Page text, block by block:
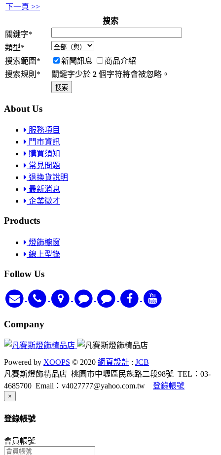
下一頁 >>
搜索
關鍵字*
類型*
搜索範圍 * 新聞訊息
商品介紹
搜索規則 * 關鍵字少於 2 個字符將會被忽略。
About Us
服務項目
門市資訊
購買須知
常見問題
退換貨說明
最新消息
企業徵才
Products
燈飾櫥窗
線上型錄
Follow Us
Company
Powered by XOOPS © 2020 網頁設計 : JCB
凡賽斯燈飾精品店 桃園市中壢區民族路二段98號 TEL：03-
4685700 Email：v4027777@yahoo.com.tw 登錄帳號
×
登錄帳號
會員帳號